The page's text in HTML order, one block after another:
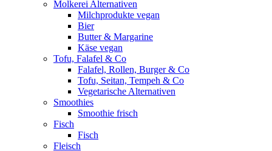
Molkerei Alternativen
Milchprodukte vegan
Bier
Butter & Margarine
Käse vegan
Tofu, Falafel & Co
Falafel, Rollen, Burger & Co
Tofu, Seitan, Tempeh & Co
Vegetarische Alternativen
Smoothies
Smoothie frisch
Fisch
Fisch
Fleisch